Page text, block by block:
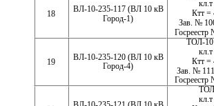
18
ВЛ-10-235-117 (ВЛ 10 кВ
Город-1)
19
ВЛ-10-235-120 (ВЛ 10 кВ
Город-4)
Ктт =
Зав. №
ТОЛ-
Ктт =
Зав. №